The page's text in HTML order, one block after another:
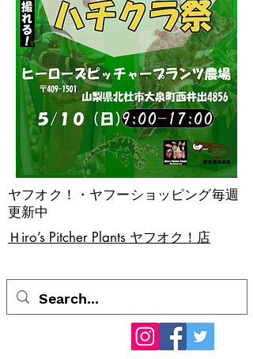
​Ｈiro’s Pitcher Plants ヤフオク！店
ヤフオク！・ヤフーショッピング毎週
更新中